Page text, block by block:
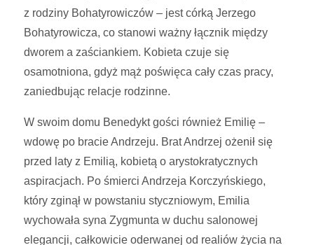
z rodziny Bohatyrowiczów – jest córką Jerzego
Bohatyrowicza, co stanowi ważny łącznik między
dworem a zaściankiem. Kobieta czuje się
osamotniona, gdyż mąż poświęca cały czas pracy,
zaniedbując relacje rodzinne.
W swoim domu Benedykt gości również Emilię –
wdowę po bracie Andrzeju. Brat Andrzej ożenił się
przed laty z Emilią, kobietą o arystokratycznych
aspiracjach. Po śmierci Andrzeja Korczyńskiego,
który zginął w powstaniu styczniowym, Emilia
wychowała syna Zygmunta w duchu salonowej
elegancji, całkowicie oderwanej od realiów życia na